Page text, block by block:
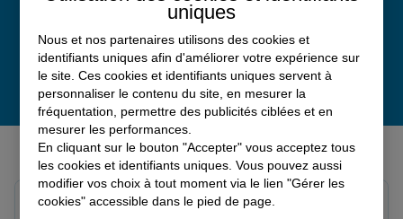
Derniers avis de nos agences Allianz
Fanny B.
uniques
Nous et nos partenaires utilisons des cookies et
identifiants uniques afin d'améliorer votre expérience sur
le site. Ces cookies et identifiants uniques servent à
personnaliser le contenu du site, en mesurer la
fréquentation, permettre des publicités ciblées et en
mesurer les performances.
En cliquant sur le bouton "Accepter" vous acceptez tous
les cookies et identifiants uniques. Vous pouvez aussi
modifier vos choix à tout moment via le lien "Gérer les
cookies" accessible dans le pied de page.